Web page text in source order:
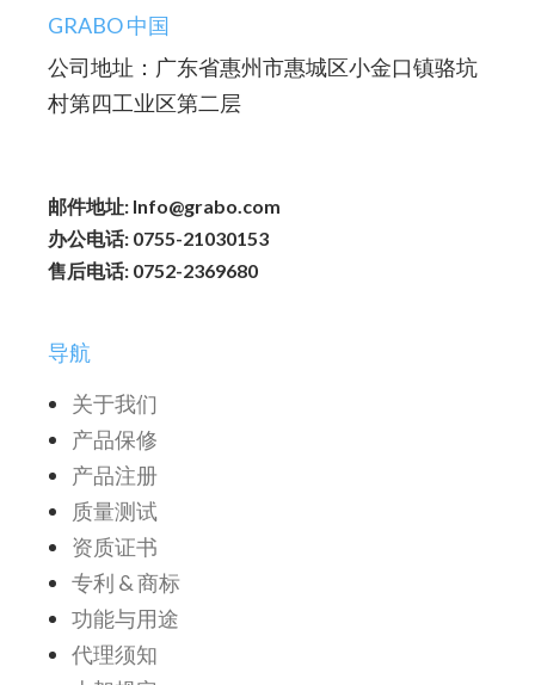
GRABO 中国
公司地址：广东省惠州市惠城区小金口镇骆坑
村第四工业区第二层
邮件地址: Info@grabo.com
办公电话: 0755-21030153
售后电话: 0752-2369680
导航
关于我们
产品保修
产品注册
质量测试
资质证书
专利 & 商标
功能与用途
代理须知